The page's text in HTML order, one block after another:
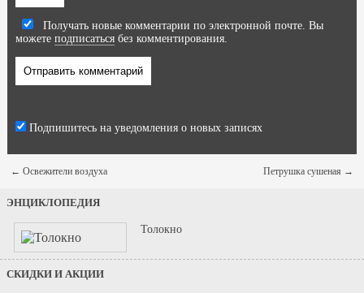
Получать новые комментарии по электронной почте. Вы
можете подписатьсябез комментирования.
Подпишитесь на уведомления о новых записях
← Освежители воздуха Петрушка сушеная →
ЭНЦИКЛОПЕДИЯ
Толокно
СКИДКИ И АКЦИИ